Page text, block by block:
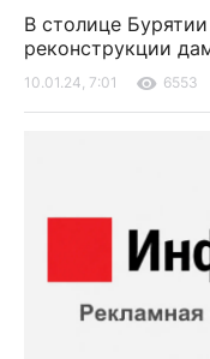
В столице
реконструкции
10.01.24, 7:01 6553